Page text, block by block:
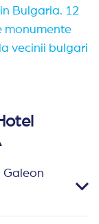
Bulgaria. 12
monumente
vecinii bulgari